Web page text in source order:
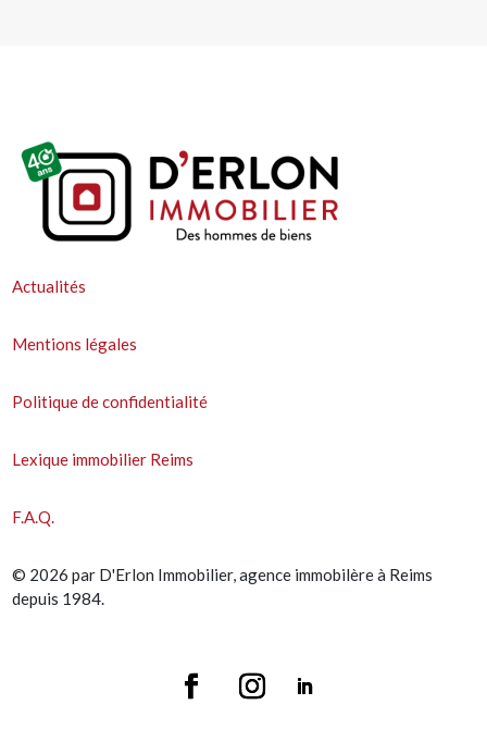
Actualités
Mentions légales
Politique de confidentialité
Lexique immobilier Reims
F.A.Q.
© 2026 par D'Erlon Immobilier, agence immobilère à Reims
depuis 1984.